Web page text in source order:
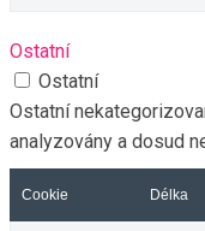
Ostatní
Ostatní
Ostatní
analyzovány a dosud
Cookie Délka